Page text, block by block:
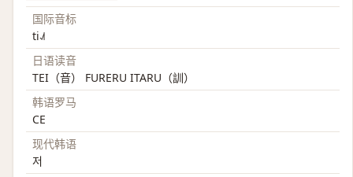
国际音标
ti˨˩˦
日语读音
TEI（音） FURERU ITARU（訓）
韩语罗马
CE
现代韩语
저